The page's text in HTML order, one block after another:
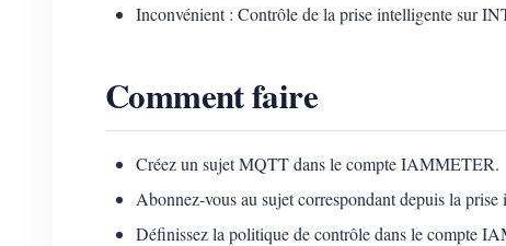
Inconvénient : Contrôle de la prise intelligente sur
Comment faire
Créez un sujet MQTT dans le compte IAMMETER.
Abonnez-vous au sujet correspondant depuis la prise
Définissez la politique de contrôle dans le compte